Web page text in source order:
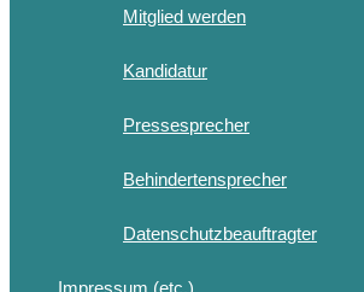
Mitglied werden
Kandidatur
Pressesprecher
Behindertensprecher
Datenschutzbeauftragter
Impressum (etc.)